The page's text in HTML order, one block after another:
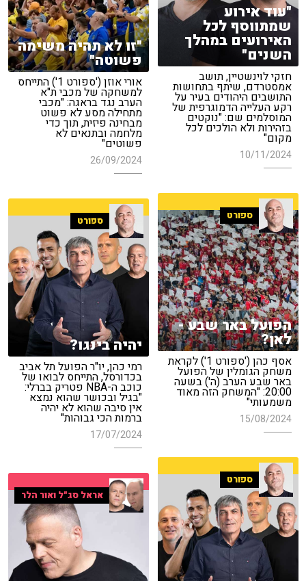
"עוד אירוע
שמתווסף לכל
האירועים במהלך
השנים"
חזקי לוינשטיין, תושב
אמסטרדם, שיתף בתחושות
התושבים היהודים בעיר על
רקע העלייה הדמוגרפית של
המוסלמים שם: "נוקטים
בזהירות ולא הולכים לכל
מקום"
10/11/2024
"זו לא תהיה משימה
פשוטה"
אורי אוזן ('ספורט 1') התייחס
למשחקה של מכבי ת"א
הערב נגד בראגה: "מכבי
מתחילה מסע לא פשוט
מבחינה פיזית, תוך כדי
מלחמה ובתנאים לא
פשוטים"
26/09/2024
ספורט
הפועל באר שבע -
לאן?
אסף כהן ('ספורט 1') לקראת
משחק הגומלין של הפועל
באר שבע הערב (ה') בשעה
20:00: "המשחק הזה מאוד
משמעותי"
15/08/2024
ספורט
יהיה בינגו?
רמי כהן, יו"ר הפועל תל אביב
בכדורסל, התייחס לבואו של
כוכב ה-NBA פטריק בברלי:
"בגיל ובכושר שהוא נמצא
אין סיבה שהוא לא יהיה
ברמות הכי גבוהות"
17/07/2024
ספורט
אראל סג"ל ואור הלר